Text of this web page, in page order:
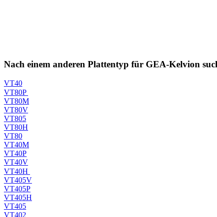
Nach einem anderen Plattentyp für GEA-Kelvion
VT40
VT80P
VT80M
VT80V
VT805
VT80H
VT80
VT40M
VT40P
VT40V
VT40H
VT405V
VT405P
VT405H
VT405
VT402